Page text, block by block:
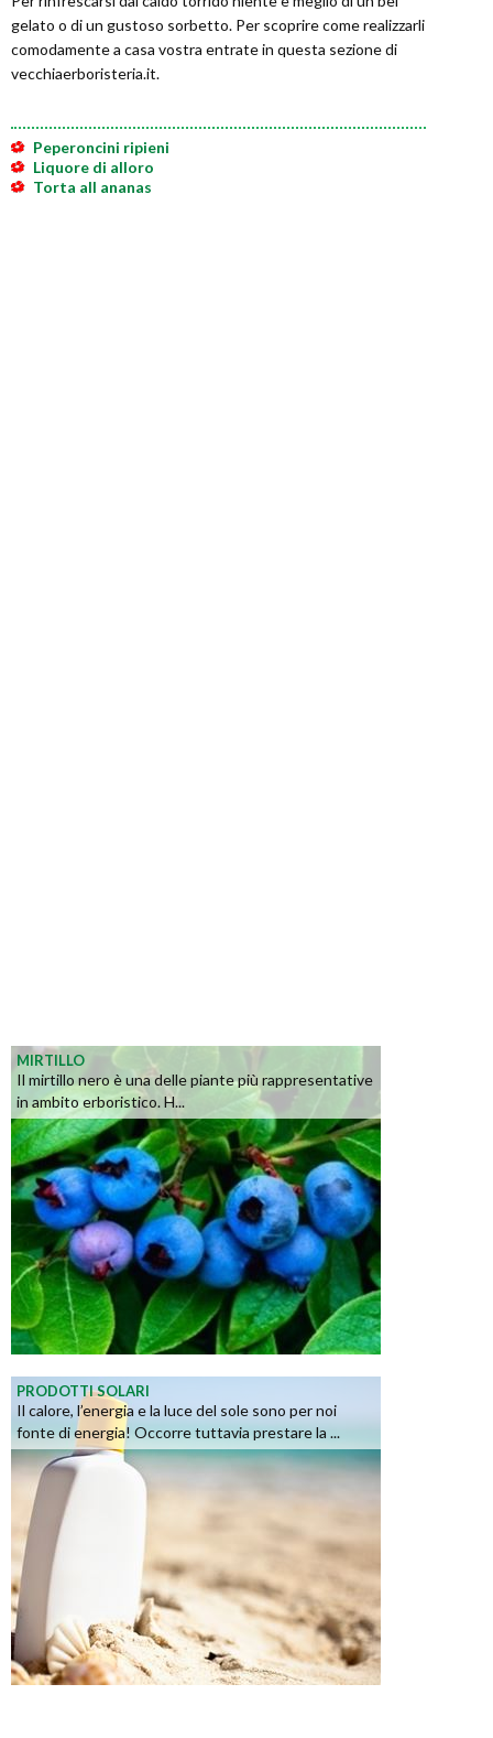
gelato o di un gustoso sorbetto. Per scoprire come realizzarli
comodamente a casa vostra entrate in questa sezione di
vecchiaerboristeria.it.
Peperoncini ripieni
Liquore di alloro
Torta all ananas
MIRTILLO
Il mirtillo nero è una delle piante più rappresentative
in ambito erboristico. H...
PRODOTTI SOLARI
Il calore, l’energia e la luce del sole sono per noi
fonte di energia! Occorre tuttavia prestare la ...